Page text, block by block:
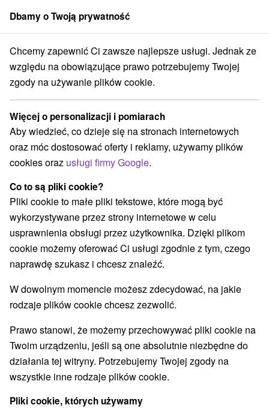
członek grupySorger
na Słowacji Szlaki winne Západné Slovensko Nitriansky kraj
Szlaki winne Nitriansky kraj
Kategorie
Wszystkie kategorie
Ośrodki i miasteczka dziecięce(2)
Túry a turistické chodníky (1) Szlaki winne
Tory gokartowe (2) Pola golfowe
Parki miejskie i zamkowe(2)
Obiekty architektoniczne(2) Miejsca sakralne(4)
Zamki(2) Teatry(2) Skanseny(2) Jazda konna(3)
Sporty (1) Zamki, pałace, ruiny(8)
Wieże obserwacyjne i chodniki(6)
Jeziora, jeziora, zbiorniki wodne
Planetarium i obserwatorium(1) Aquaparki, baseny(10)
Wodospady(1) Pomniki(2) Zabytki techniki
Ogrody botaniczne (2)
Ogrody zoologiczne i fermy zwierząt(3)
Muzea i galerie(6) Atrakcje turystyczne(10)
Atrakcje z adrenaliną(3) Kolejki linowe
Jaskinie(1)
Dbamy o Twoją prywatność
Chcemy zapewnić Ci zawsze najlepsze usługi. Jednak ze
względu na obowiązujące prawo potrzebujemy Twojej
zgody na używanie plików cookie.
Więcej o personalizacji i pomiarach
Aby wiedzieć, co dzieje się na stronach internetowych
oraz móc dostosować oferty i reklamy, używamy plików
cookies oraz usługi firmy Google.
Co to są pliki cookie?
Pliki cookie to małe pliki tekstowe, które mogą być
wykorzystywane przez strony internetowe w celu
usprawnienia obsługi przez użytkownika. Dzięki plikom
cookie możemy oferować Ci usługi zgodnie z tym, czego
naprawdę szukasz i chcesz znaleźć.
W dowolnym momencie możesz zdecydować, na jakie
rodzaje plików cookie chcesz zezwolić.
Prawo stanowi, że możemy przechowywać pliki cookie na
Twoim urządzeniu, jeśli są one absolutnie niezbędne do
działania tej witryny. Potrzebujemy Twojej zgody na
wszystkie inne rodzaje plików cookie.
Pliki cookie, których używamy